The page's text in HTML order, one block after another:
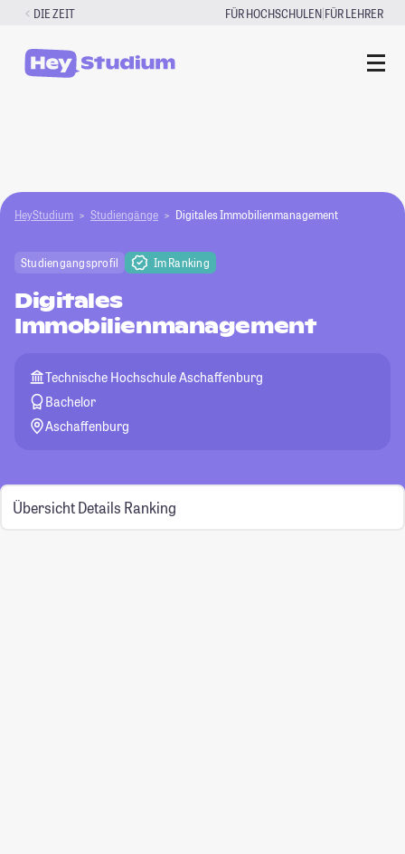
Zum
springen
DIE ZEIT FÜR HOCHSCHULEN|FÜR LEHRER
HeyStudium Studiengänge Digitales Immobilienmanagement
Studiengangsprofil Im Ranking
Digitales
Immobilienmanagement
Technische Hochschule Aschaffenburg
Bachelor
Aschaffenburg
Übersicht Details Ranking